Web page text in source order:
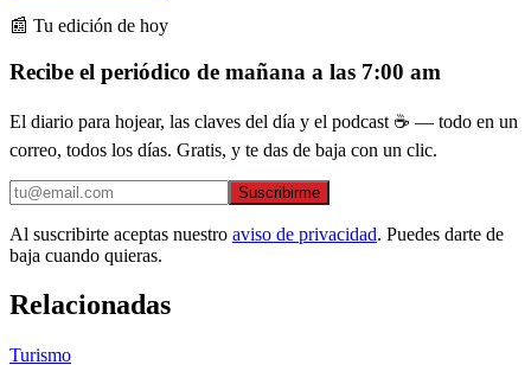
📰 Tu edición de hoy
Recibe el periódico de mañana a las 7:00 am
El diario para hojear, las claves del día y el podcast ☕ — todo en un
correo, todos los días. Gratis, y te das de baja con un clic.
Suscribirme
Al suscribirte aceptas nuestro aviso de privacidad. Puedes darte de
baja cuando quieras.
Relacionadas
Turismo